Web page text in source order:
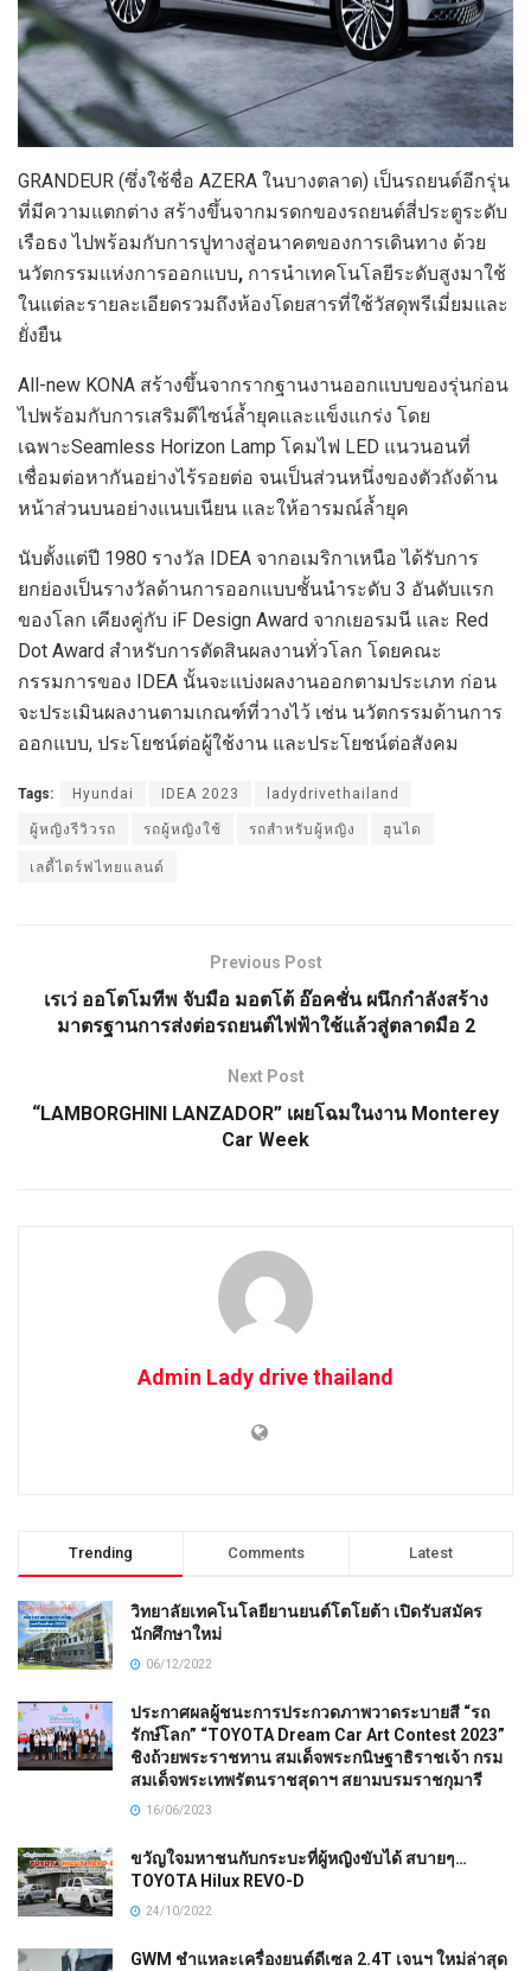
GRANDEUR (ซึ่งใช้ชื่อ AZERA ในบางตลาด) เป็นรถยนต์อีกรุ่น
ที่มีความแตกต่าง สร้างขึ้นจากมรดกของรถยนต์สี่ประตูระดับ
เรือธง ไปพร้อมกับการปูทางสู่อนาคตของการเดินทาง ด้วย
นวัตกรรมแห่งการออกแบบ, การนำเทคโนโลยีระดับสูงมาใช้
ในแต่ละรายละเอียดรวมถึงห้องโดยสารที่ใช้วัสดุพรีเมี่ยมและ
ยั่งยืน
All-new KONA สร้างขึ้นจากรากฐานงานออกแบบของรุ่นก่อน
ไปพร้อมกับการเสริมดีไซน์ล้ำยุคและแข็งแกร่ง โดย
เฉพาะSeamless Horizon Lamp โคมไฟ LED แนวนอนที่
เชื่อมต่อหากันอย่างไร้รอยต่อ จนเป็นส่วนหนึ่งของตัวถังด้าน
หน้าส่วนบนอย่างแนบเนียน และให้อารมณ์ล้ำยุค
นับตั้งแต่ปี 1980 รางวัล IDEA จากอเมริกาเหนือ ได้รับการ
ยกย่องเป็นรางวัลด้านการออกแบบชั้นนำระดับ 3 อันดับแรก
ของโลก เคียงคู่กับ iF Design Award จากเยอรมนี และ Red
Dot Award สำหรับการตัดสินผลงานทั่วโลก โดยคณะ
กรรมการของ IDEA นั้นจะแบ่งผลงานออกตามประเภท ก่อน
จะประเมินผลงานตามเกณฑ์ที่วางไว้ เช่น นวัตกรรมด้านการ
ออกแบบ, ประโยชน์ต่อผู้ใช้งาน และประโยชน์ต่อสังคม
Tags: Hyundai IDEA 2023 ladydrivethailand
ผู้หญิงรีวิวรถ รถผู้หญิงใช้ รถสำหรับผู้หญิง ฮุนได
เลดี้ไดร์ฟไทยแลนด์
Previous Post
เรเว่ ออโตโมทีพ จับมือ มอตโต้ อ๊อคชั่น ผนึกกำลังสร้าง
มาตรฐานการส่งต่อรถยนต์ไฟฟ้าใช้แล้วสู่ตลาดมือ 2
Next Post
“LAMBORGHINI LANZADOR” เผยโฉมในงาน Monterey
Car Week
Admin Lady drive thailand
Trending Comments Latest
วิทยาลัยเทคโนโลยียานยนต์โตโยต้า เปิดรับสมัคร
นักศึกษาใหม่
06/12/2022
ประกาศผลผู้ชนะการประกวดภาพวาดระบายสี “รถ
รักษ์โลก” “TOYOTA Dream Car Art Contest 2023”
ชิงถ้วยพระราชทาน สมเด็จพระกนิษฐาธิราชเจ้า กรม
สมเด็จพระเทพรัตนราชสุดาฯ สยามบรมราชกุมารี
16/06/2023
ขวัญใจมหาชนกับกระบะที่ผู้หญิงขับได้ สบายๆ…
TOYOTA Hilux REVO-D
24/10/2022
GWM ชำแหละเครื่องยนต์ดีเซล 2.4T เจนฯ ใหม่ล่าสุด